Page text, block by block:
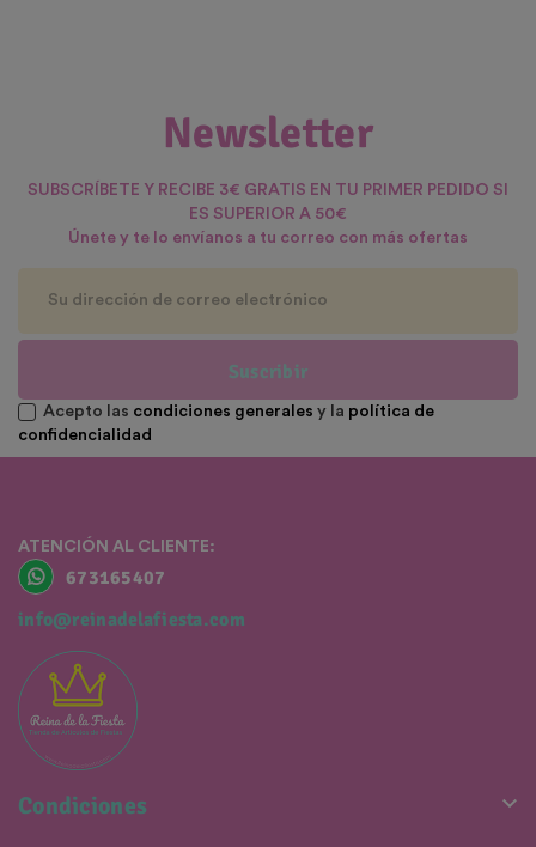
Newsletter
SUBSCRÍBETE Y RECIBE 3€ GRATIS EN TU PRIMER PEDIDO SI
ES SUPERIOR A 50€
Únete y te lo envíanos a tu correo con más ofertas
Suscribir
Acepto las condiciones generales y la política de
confidencialidad
ATENCIÓN AL CLIENTE:
673165407
info@reinadelafiesta.com
Condiciones 